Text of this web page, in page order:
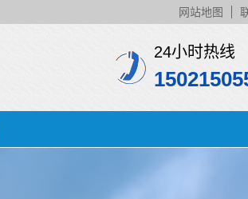
网站地图
24小时热线